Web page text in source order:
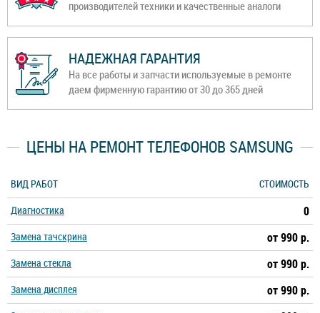
производителей техники и качественные аналоги
НАДЕЖНАЯ ГАРАНТИЯ
На все работы и запчасти используемые в ремонте
даем фирменную гарантию от 30 до 365 дней
ЦЕНЫ НА РЕМОНТ ТЕЛЕФОНОВ SAMSUNG
ВИД РАБОТ
СТОИМОСТЬ
Диагностика
0
Замена тачскрина от 990 р.
Замена стекла от 990 р.
Замена дисплея от 990 р.